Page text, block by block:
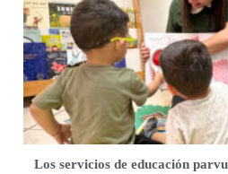
Los servicios de educación